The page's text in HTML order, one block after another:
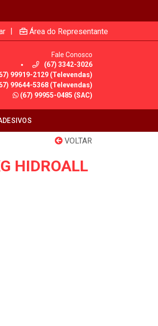
| Área do Representante
Fale Conosco
(67) 3342-3026
99919-2129 (Televendas)
99644-5368 (Televendas)
(67) 99955-0485 (SAC)
VOLTAR
HIDROALL